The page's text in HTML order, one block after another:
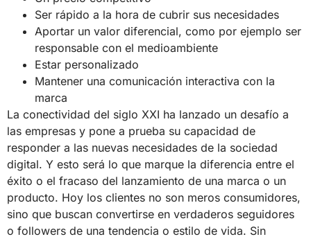
Ser rápido a la hora de cubrir sus necesidades
Aportar un valor diferencial, como por ejemplo ser
responsable con el medioambiente
Estar personalizado
Mantener una comunicación interactiva con la
marca
La conectividad del siglo XXI ha lanzado un desafío a
las empresas y pone a prueba su capacidad de
responder a las nuevas necesidades de la sociedad
digital. Y esto será lo que marque la diferencia entre el
éxito o el fracaso del lanzamiento de una marca o un
producto. Hoy los clientes no son meros consumidores,
sino que buscan convertirse en verdaderos seguidores
o followers de una tendencia o estilo de vida. Sin